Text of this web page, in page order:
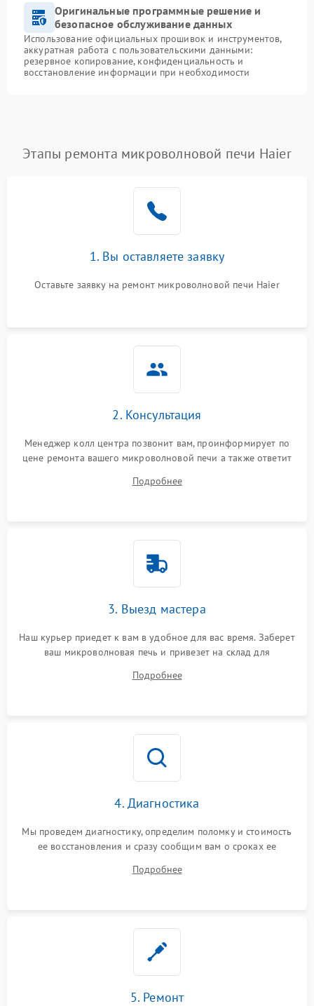
Оригинальные программные решение и
безопасное обслуживание данных
Использование официальных прошивок и инструментов,
аккуратная работа с пользовательскими данными:
резервное копирование, конфиденциальность и
восстановление информации при необходимости
Этапы ремонта микроволновой печи Haier
1. Вы оставляете заявку
Оставьте заявку на ремонт микроволновой печи Haier
2. Консультация
Менеджер колл центра позвонит вам, проинформирует по
цене ремонта вашего микроволновой печи а также ответит
Подробнее
3. Выезд мастера
Наш курьер приедет к вам в удобное для вас время. Заберет
ваш микроволновая печь и привезет на склад для
Подробнее
4. Диагностика
Мы проведем диагностику, определим поломку и стоимость
ее восстановления и сразу сообщим вам о сроках ее
Подробнее
5. Ремонт